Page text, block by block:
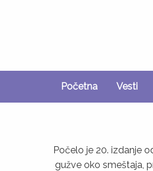
Početna Vesti
Počelo je 20. izdanje
gužve oko smeštaja,